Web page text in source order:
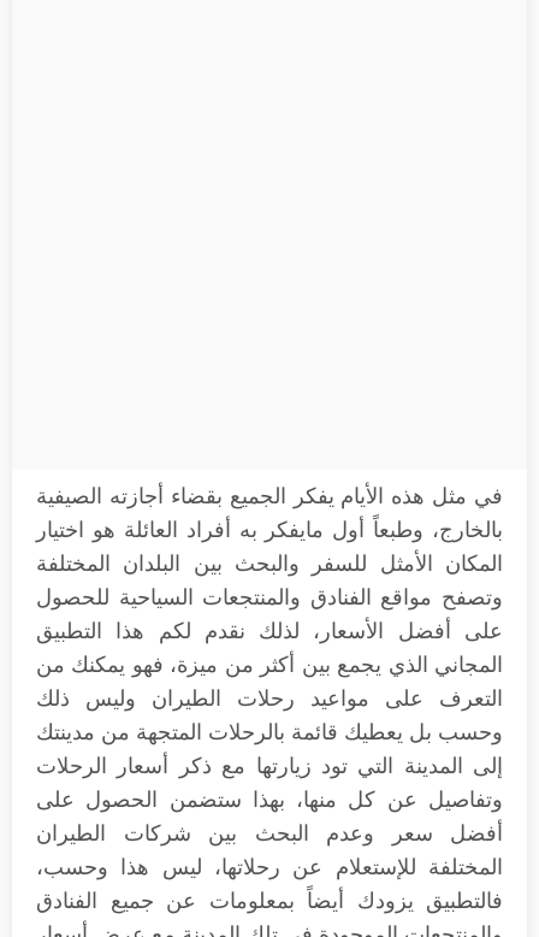
في مثل هذه الأيام يفكر الجميع بقضاء أجازته الصيفية
بالخارج، وطبعاً أول مايفكر به أفراد العائلة هو اختيار
المكان الأمثل للسفر والبحث بين البلدان المختلفة
وتصفح مواقع الفنادق والمنتجعات السياحية للحصول
على أفضل الأسعار، لذلك نقدم لكم هذا التطبيق
المجاني الذي يجمع بين أكثر من ميزة، فهو يمكنك من
التعرف على مواعيد رحلات الطيران وليس ذلك
وحسب بل يعطيك قائمة بالرحلات المتجهة من مدينتك
إلى المدينة التي تود زيارتها مع ذكر أسعار الرحلات
وتفاصيل عن كل منها، بهذا ستضمن الحصول على
أفضل سعر وعدم البحث بين شركات الطيران
المختلفة للإستعلام عن رحلاتها، ليس هذا وحسب،
فالتطبيق يزودك أيضاً بمعلومات عن جميع الفنادق